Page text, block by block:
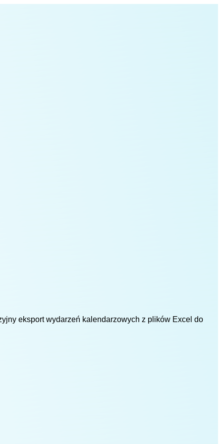
eksport wydarzeń kalendarzowych z plików Excel do